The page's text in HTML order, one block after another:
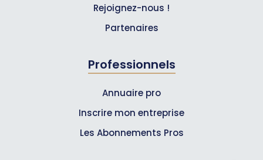
Rejoignez-nous !
Partenaires
Professionnels
Annuaire pro
Inscrire mon entreprise
Les Abonnements Pros